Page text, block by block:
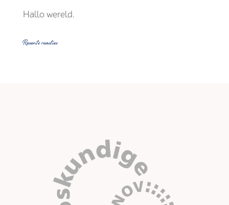
Hallo wereld.
Recente reacties